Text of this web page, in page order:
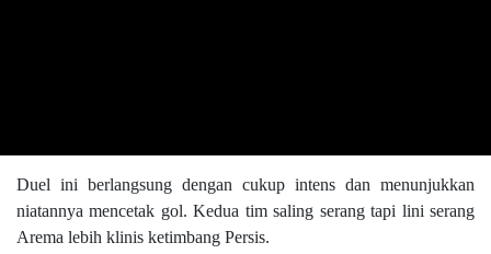
Duel ini berlangsung dengan cukup intens dan menunjukkan
niatannya mencetak gol. Kedua tim saling serang tapi lini serang
Arema lebih klinis ketimbang Persis.